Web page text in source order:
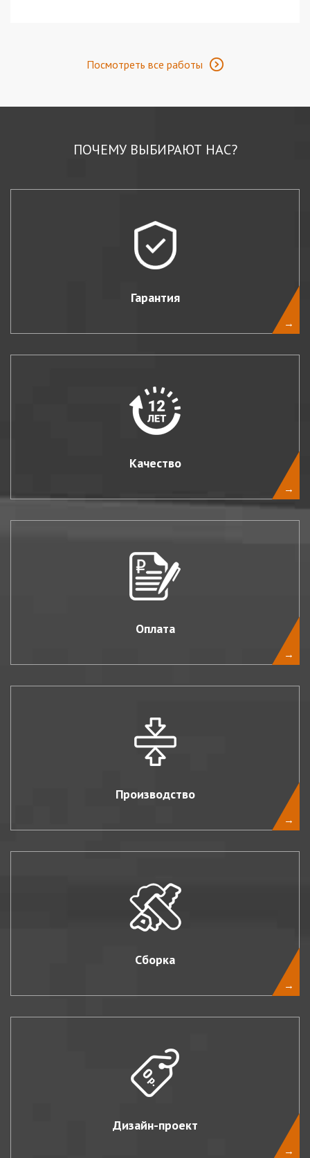
Посмотреть все работы
ПОЧЕМУ ВЫБИРАЮТ НАС?
Гарантия
→
Качество
→
Оплата
→
Производство
→
Сборка
→
Дизайн-проект
→